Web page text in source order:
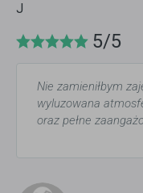
J
5/5
Nie zamieniłbym
wyluzowana
oraz pełne